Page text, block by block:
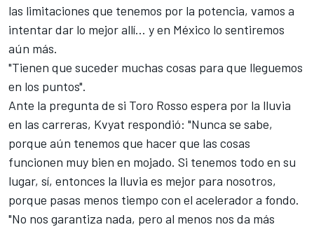
las limitaciones que tenemos por la potencia, vamos a
intentar dar lo mejor allí... y en México lo sentiremos
aún más.
"Tienen que suceder muchas cosas para que lleguemos
en los puntos".
Ante la pregunta de si Toro Rosso espera por la lluvia
en las carreras, Kvyat respondió: "Nunca se sabe,
porque aún tenemos que hacer que las cosas
funcionen muy bien en mojado. Si tenemos todo en su
lugar, sí, entonces la lluvia es mejor para nosotros,
porque pasas menos tiempo con el acelerador a fondo.
"No nos garantiza nada, pero al menos nos da más